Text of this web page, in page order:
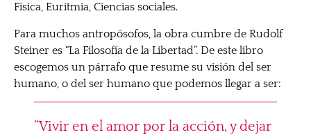
Física, Euritmia, Ciencias sociales.
Para muchos antropósofos, la obra cumbre de Rudolf
Steiner es “La Filosofía de la Libertad”. De este libro
escogemos un párrafo que resume su visión del ser
humano, o del ser humano que podemos llegar a ser:
“Vivir en el amor por la acción, y dejar